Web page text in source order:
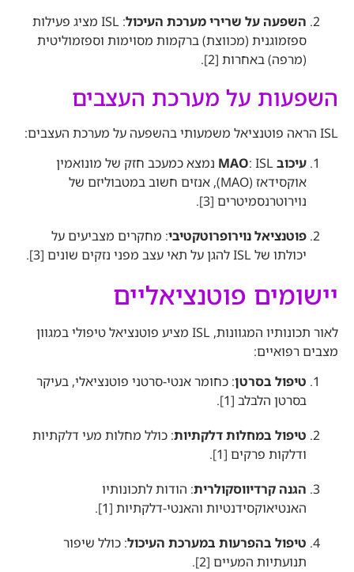
השפעה על שרירי מערכת העיכול
: ISL מציג פעילות
ספזמוגנית (מכווצת) ברקמות מסוימות וספזמוליטית
(מרפה) באחרות [2]
.
השפעות על מערכת העצבים
ISL הראה פוטנציאל משמעותי בהשפעה על מערכת העצבים:
עיכוב MAO
: ISL נמצא כמעכב חזק של מונואמין
אוקסידאז (MAO), אנזים חשוב במטבוליזם של
נוירוטרנסמיטרים [3]
.
פוטנציאל נוירופרוטקטיבי: מחקרים מצביעים על
יכולתו של ISL להגן על תאי עצב מפני נזקים שונים [3]
.
יישומים פוטנציאליים
לאור תכונותיו המגוונות, ISL מציע פוטנציאל טיפולי במגוון
מצבים רפואיים:
טיפול בסרטן: כחומר אנטי-סרטני פוטנציאלי, בעיקר
בסרטן הלבלב [1]
.
טיפול במחלות דלקתיות: כולל מחלות מעי דלקתיות
ודלקות פרקים [1]
.
הגנה קרדיווסקולרית: הודות לתכונותיו
האנטיאוקסידנטיות והאנטי-דלקתיות [1]
.
טיפול בהפרעות במערכת העיכול: כולל שיפור
תנועתיות המעיים [2]
.